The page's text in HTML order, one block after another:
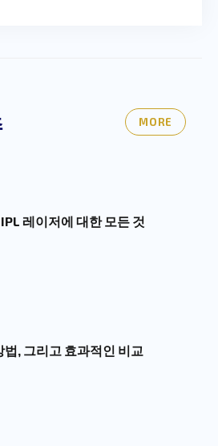
MORE
레이저에 대한 모든 것
, 그리고 효과적인 비교